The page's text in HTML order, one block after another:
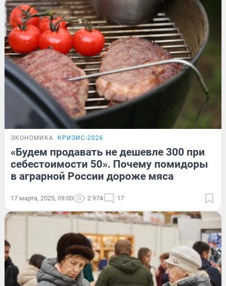
ЭКОНОМИКА КРИЗИС-2026
«Будем продавать не дешевле 300 при
себестоимости 50». Почему помидоры
в аграрной России дороже мяса
17 марта, 2025, 09:00 2 974 17